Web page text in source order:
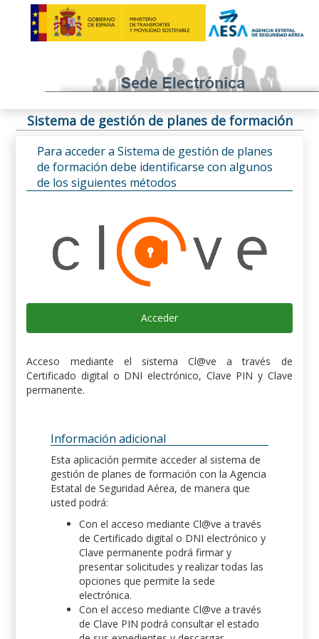
Sistema de gestión de planes de formación
Para acceder a Sistema de gestión de planes
de formación debe identificarse con algunos
de los siguientes métodos
Acceder
Acceso mediante el sistema Cl@ve a través de
Certificado digital o DNI electrónico, Clave PIN y Clave
permanente.
Información adicional
Esta aplicación permite acceder al sistema de
gestión de planes de formación con la Agencia
Estatal de Seguridad Aérea, de manera que
usted podrá:
Con el acceso mediante Cl@ve a través
de Certificado digital o DNI electrónico y
Clave permanente podrá firmar y
presentar solicitudes y realizar todas las
opciones que permite la sede
electrónica.
Con el acceso mediante Cl@ve a través
de Clave PIN podrá consultar el estado